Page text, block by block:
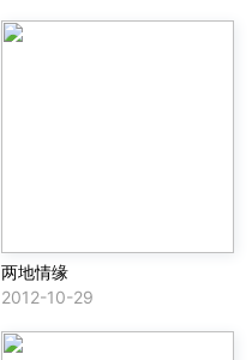
两地情缘
2012-10-29